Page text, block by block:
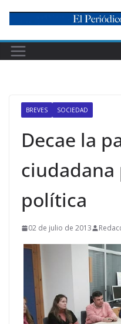
content
BREVES SOCIEDAD
Decae la
ciudadana
política
02 de julio de 2013